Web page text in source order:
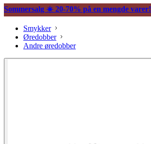
Sommersalg ☀️ 20-70% på en mengde varer!
Smykker
Øredobber
Andre øredobber